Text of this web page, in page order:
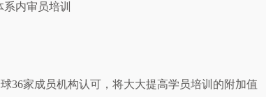
系内审员培训
36家成员机构认可，将大大提高学员培训的附加值